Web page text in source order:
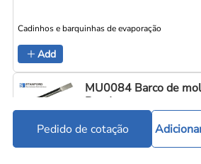
Cadinhos e barquinhas de evaporação
Add
MU0084 Barco de
Boat)
Pedido de cotação